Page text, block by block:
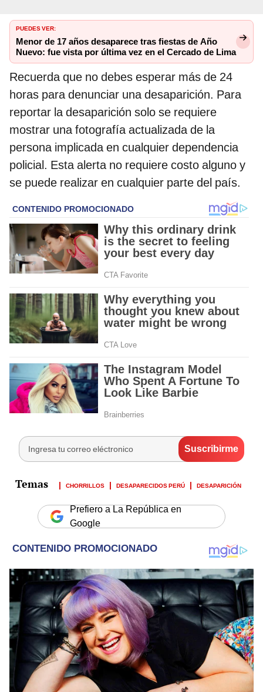
PUEDES VER:
Menor de 17 años desaparece tras fiestas de Año
Nuevo: fue vista por última vez en el Cercado de Lima
Recuerda que no debes esperar más de 24
horas para denunciar una desaparición. Para
reportar la desaparición solo se requiere
mostrar una fotografía actualizada de la
persona implicada en cualquier dependencia
policial. Esta alerta no requiere costo alguno y
se puede realizar en cualquier parte del país.
CHORRILLOS DESAPARECIDOS PERÚ DESAPARICIÓN
Prefiero a La República en
Google